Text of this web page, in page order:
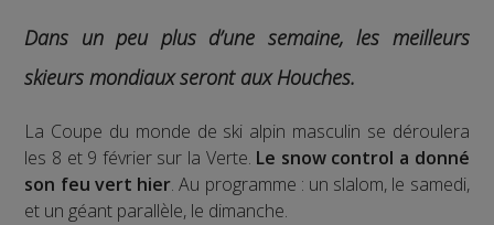
Dans un peu plus d’une semaine, les meilleurs
skieurs mondiaux seront aux Houches.
La Coupe du monde de ski alpin masculin se déroulera
les 8 et 9 février sur la Verte. Le snow control a donné
son feu vert hier. Au programme : un slalom, le samedi,
et un géant parallèle, le dimanche.